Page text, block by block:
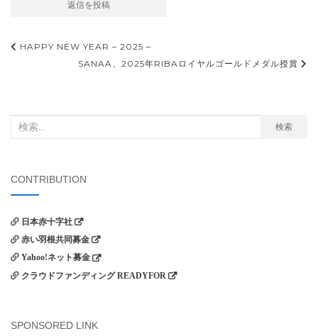
投
ゲ
シ
ョ
ン
HAPPY NEW YEAR – 2025 –
SANAA、2025年RIBAロイヤルゴールドメダル授賞
検索
CONTRIBUTION
日本赤十字社
赤い羽根共同募金
Yahoo!ネット募金
クラウドファンディング READYFOR
SPONSORED LINK